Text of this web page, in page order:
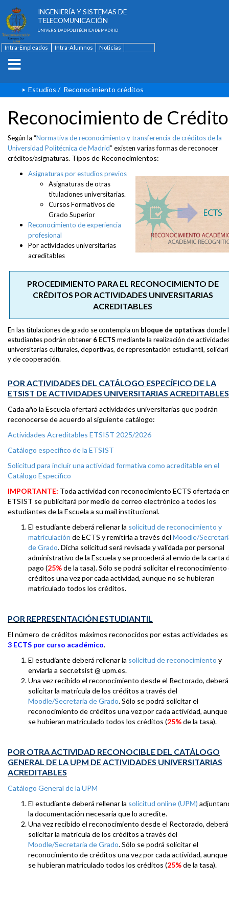
INGENIERÍA Y SISTEMAS DE
TELECOMUNICACIÓN
UNIVERSIDAD POLITÉCNICA DE MADRID
Intra-Empleados Intra-Alumnos
Noticias
Estudios / Reconocimiento créditos
Reconocimiento de
Según la “Normativa de reconocimiento y transferencia de créditos de la
Universidad Politécnica de Madrid” existen varias formas de reconocer
créditos/asignaturas. Tipos de Reconocimientos:
Asignaturas por estudios previos
Asignaturas de otras
titulaciones universitarias.
Cursos Formativos de
Grado Superior
Reconocimiento de experiencia
profesional
Por actividades universitarias
acreditables
PROCEDIMIENTO PARA EL RECONOCIMIENTO DE
CRÉDITOS POR ACTIVIDADES UNIVERSITARIAS
ACREDITABLES
En las titulaciones de grado se contempla un bloque de optativas donde
estudiantes podrán obtener 6 ECTS mediante la realización de
universitarias culturales, deportivas, de representación estudiantil,
y de cooperación.
POR ACTIVIDADES DEL CATÁLOGO ESPECÍFICO DE LA
ETSIST DE ACTIVIDADES UNIVERSITARIAS ACREDITABLES
Cada año la Escuela ofertará actividades universitarias que podrán
reconocerse de acuerdo al siguiente catálogo:
Actividades Acreditables ETSIST 2025/2026
Catálogo específico de la ETSIST
Solicitud para incluir una actividad formativa como acreditable en el
Catálogo Específico
IMPORTANTE: Toda actividad con reconocimiento ECTS ofertada
ETSIST se publicitará por medio de correo electrónico a todos los
estudiantes de la Escuela a su mail institucional.
El estudiante deberá rellenar la solicitud de reconocimiento y
matriculación de ECTS y remitirla a través del Moodle/
de Grado. Dicha solicitud será revisada y validada por personal
administrativo de la Escuela y se procederá al envío de la carta
pago (25%de la tasa). Sólo se podrá solicitar el reconocimiento
créditos una vez por cada actividad, aunque no se hubieran
matriculado todos los créditos.
POR REPRESENTACIÓN ESTUDIANTIL
El número de créditos máximos reconocidos por estas actividades
3 ECTS por curso académico.
El estudiante deberá rellenar la solicitud de reconocimiento y
enviarla a secr.etsist @ upm.es.
Una vez recibido el reconocimiento desde el Rectorado, deberá
solicitar la matrícula de los créditos a través del
Moodle/Secretaria de Grado. Sólo se podrá solicitar el
reconocimiento de créditos una vez por cada actividad, aunque
se hubieran matriculado todos los créditos (25%de la tasa).
POR OTRA ACTIVIDAD RECONOCIBLE DEL CATÁLOGO
GENERAL DE LA UPM DE ACTIVIDADES UNIVERSITARIAS
ACREDITABLES
Catálogo General de la UPM
El estudiante deberá rellenar la solicitud online (UPM)
la documentación necesaria que lo acredite.
Una vez recibido el reconocimiento desde el Rectorado, deberá
solicitar la matrícula de los créditos a través del
Moodle/Secretaria de Grado. Sólo se podrá solicitar el
reconocimiento de créditos una vez por cada actividad, aunque
se hubieran matriculado todos los créditos (25%de la tasa).